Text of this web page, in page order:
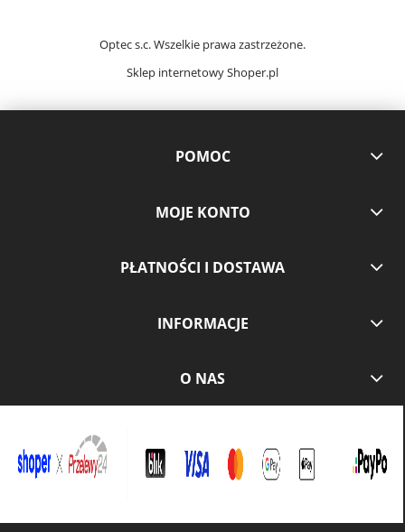
Optec s.c. Wszelkie prawa zastrzeżone.
Sklep internetowyShoper.pl
POMOC
MOJE KONTO
PŁATNOŚCI I DOSTAWA
INFORMACJE
O NAS